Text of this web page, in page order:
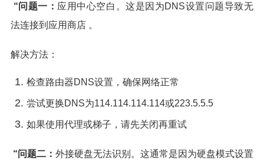
“问题一： 应用中心空白。这是因为DNS设置问题导致无
法连接到应用商店 。
解决方法：
检查路由器DNS设置，确保网络正常
尝试更换DNS为114.114.114.114或223.5.5.5
如果使用代理或梯子，请先关闭再重试
“问题二： 外接硬盘无法识别。这通常是因为硬盘模式设置